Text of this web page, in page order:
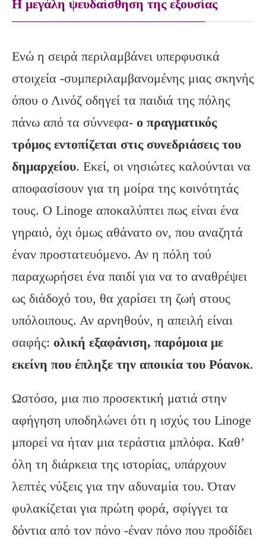
Η μεγάλη ψευδαίσθηση της εξουσίας
Ενώ η σειρά περιλαμβάνει υπερφυσικά
στοιχεία -συμπεριλαμβανομένης μιας σκηνής
όπου ο Λινόζ οδηγεί τα παιδιά της πόλης
πάνω από τα σύννεφα- ο πραγματικός
τρόμος εντοπίζεται στις συνεδριάσεις του
δημαρχείου. Εκεί, οι νησιώτες καλούνται να
αποφασίσουν για τη μοίρα της κοινότητάς
τους. Ο Linoge αποκαλύπτει πως είναι ένα
γηραιό, όχι όμως αθάνατο ον, που αναζητά
έναν προστατευόμενο. Αν η πόλη τού
παραχωρήσει ένα παιδί για να το αναθρέψει
ως διάδοχό του, θα χαρίσει τη ζωή στους
υπόλοιπους. Αν αρνηθούν, η απειλή είναι
σαφής: ολική εξαφάνιση, παρόμοια με
εκείνη που έπληξε την αποικία του Ρόανοκ.
Ωστόσο, μια πιο προσεκτική ματιά στην
αφήγηση υποδηλώνει ότι η ισχύς του Linoge
μπορεί να ήταν μια τεράστια μπλόφα. Καθ’
όλη τη διάρκεια της ιστορίας, υπάρχουν
λεπτές νύξεις για την αδυναμία του. Όταν
φυλακίζεται για πρώτη φορά, σφίγγει τα
δόντια από τον πόνο -έναν πόνο που προδίδει